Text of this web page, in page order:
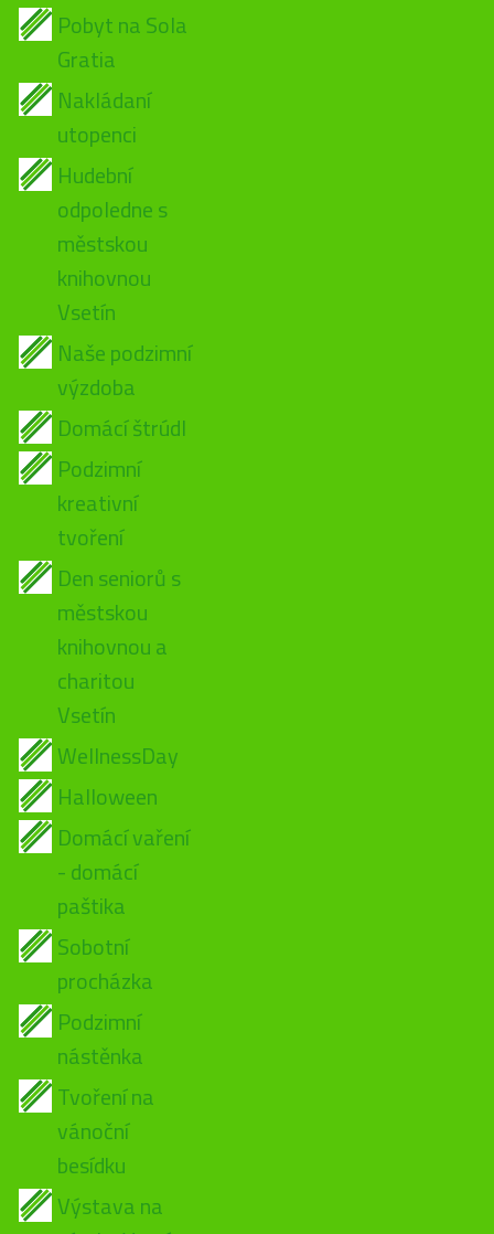
Pobyt na Sola
Gratia
Nakládaní
utopenci
Hudební
odpoledne s
městskou
knihovnou
Vsetín
Naše podzimní
výzdoba
Domácí štrúdl
Podzimní
kreativní
tvoření
Den seniorů s
městskou
knihovnou a
charitou
Vsetín
WellnessDay
Halloween
Domácí vaření
- domácí
paštika
Sobotní
procházka
Podzimní
nástěnka
Tvoření na
vánoční
besídku
Výstava na